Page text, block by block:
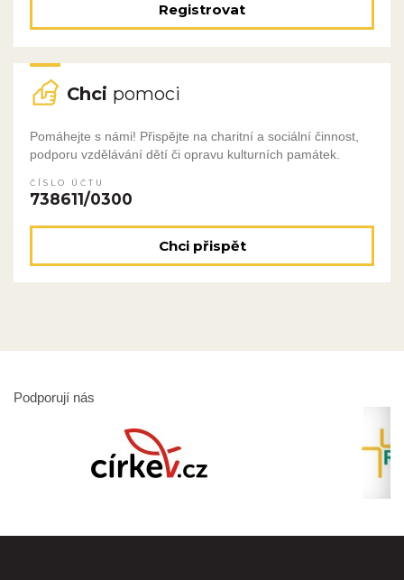
Registrovat
Chci pomoci
Pomáhejte s námi! Přispějte na charitní a sociální činnost,
podporu vzdělávání dětí či opravu kulturních památek.
ČÍSLO ÚČTU
738611/0300
Chci přispět
Podporují nás